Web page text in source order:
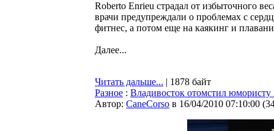
Roberto Enrieu страдал от избыточного
врачи предупреждали о проблемах с
фитнес, а потом еще на каякинг и
Далее...
Читать дальше... | 1878 байт
Разное : Владивосток отомстил
Автор: CaneCorso в 16/04/2010 07:10:00 (